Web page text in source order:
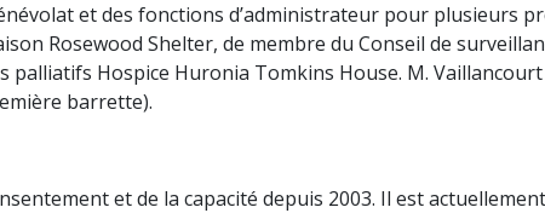
et des fonctions d’administrateur pour plusieurs
Rosewood Shelter, de membre du Conseil de
palliatifs Hospice Huronia Tomkins House. M.
barrette).
et de la capacité depuis 2003. Il est